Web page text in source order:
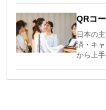
QRコ
日本の
済・キ
から上